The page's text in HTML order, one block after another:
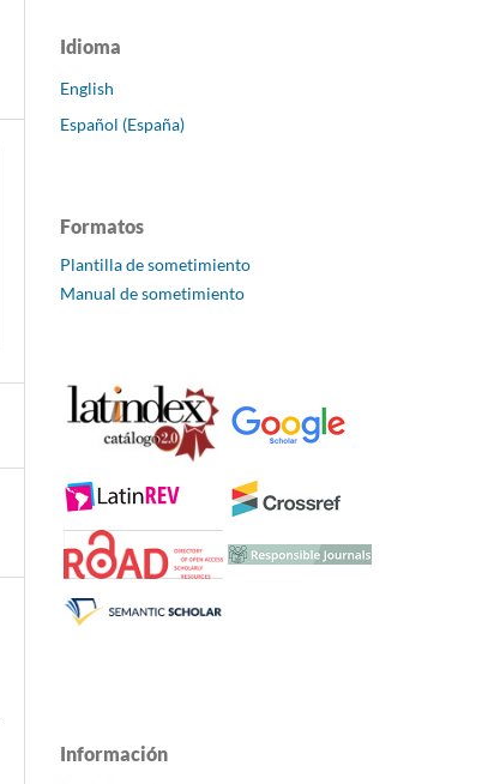
Idioma
English
Español (España)
Formatos
Plantilla de sometimiento
Manual de sometimiento
Información